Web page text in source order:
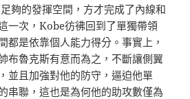
夠的發揮空間，方才完成了內線和
一次，Kobe彷彿回到了單獨帶領
都是依靠個人能力得分。事實上，
布魯克斯有意而為之，不斷讓側翼
並且加強對他的防守，逼迫他單
串聯，這也是為何他的助攻數僅為